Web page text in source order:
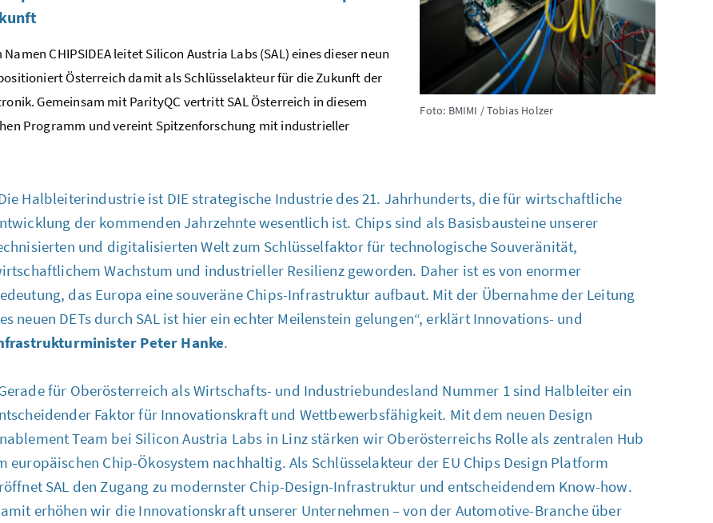
Foto: BMIMI / Tobias Holzer
Namen CHIPSIDEAleitetSilicon Austria Labs(SAL) eines dieser neun
Österreich damit als Schlüsselakteur für die Zukunft der
Gemeinsam mitParityQC vertritt SAL Österreich in diesem
Programm und vereint Spitzenforschung mit industrieller
Halbleiterindustrie ist DIE strategische Industrie des 21. Jahrhunderts, die für wirtschaftliche
der kommenden Jahrzehnte wesentlich ist. Chipssind als Basisbausteine unserer
und digitalisierten Welt zum Schlüsselfaktor für technologische Souveränität,
Wachstum und industrieller Resilienz geworden. Daher ist es von enormer
das Europa eine souveräne Chips-Infrastruktur aufbaut. Mit der Übernahme der Leitung
neuen DETs durch SAL ist hier ein echter Meilenstein gelungen“, erklärt Innovations- und
Peter Hanke.
für Oberösterreich als Wirtschafts- und Industriebundesland Nummer 1 sind Halbleiter ein
Faktor für Innovationskraft und Wettbewerbsfähigkeit. Mit dem neuen Design
Team bei Silicon Austria Labs in Linz stärken wir Oberösterreichs Rolle als zentralen Hub
europäischen Chip-Ökosystem nachhaltig. Als Schlüsselakteur der EU Chips Design Platform
SAL den Zugang zu modernster Chip-Design-Infrastruktur und entscheidendem Know-how.
erhöhen wir die Innovationskraft unserer Unternehmen – von der Automotive-Brancheüber